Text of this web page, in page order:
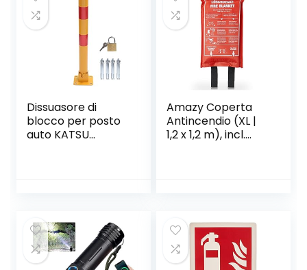
Dissuasore di
blocco per posto
auto KATSU
Amazy Coperta
Antincendio (XL |
1,2 x 1,2 m), incl.